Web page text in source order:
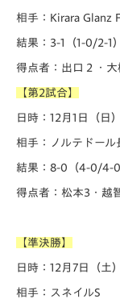
相手：Kirara Glanz
結果：3-1（1-0/2-1）
得点者：出口２・大
【第2試合】
日時：12月1日（日
相手：ノルテドール
結果：8-0（4-0/4-0
得点者：松本3・越
【準決勝】
日時：12月7日（土
相手：スネイルS